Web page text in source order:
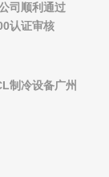
司顺利通过
认证审核
制冷设备广州